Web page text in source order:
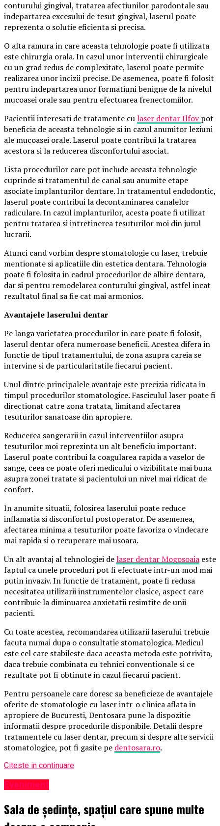
conturului gingival, tratarea afectiunilor parodontale sau
indepartarea excesului de tesut gingival, laserul poate
reprezenta o solutie eficienta si precisa.
O alta ramura in care aceasta tehnologie poate fi utilizata
este chirurgia orala. In cazul unor interventii chirurgicale
cu un grad redus de complexitate, laserul poate permite
realizarea unor incizii precise. De asemenea, poate fi folosit
pentru indepartarea unor formatiuni benigne de la nivelul
mucoasei orale sau pentru efectuarea frenectomiilor.
Pacientii interesati de tratamente culaser dentar Ilfovpot
beneficia de aceasta tehnologie si in cazul anumitor leziuni
ale mucoasei orale. Laserul poate contribui la tratarea
acestora si la reducerea disconfortului asociat.
Lista procedurilor care pot include aceasta tehnologie
cuprinde si tratamentul de canal sau anumite etape
asociate implanturilor dentare. In tratamentul endodontic,
laserul poate contribui la decontaminarea canalelor
radiculare. In cazul implanturilor, acesta poate fi utilizat
pentru tratarea si intretinerea tesuturilor moi din jurul
lucrarii.
Atunci cand vorbim despre stomatologie cu laser, trebuie
mentionate si aplicatiile din estetica dentara. Tehnologia
poate fi folosita in cadrul procedurilor de albire dentara,
dar si pentru remodelarea conturului gingival, astfel incat
rezultatul final sa fie cat mai armonios.
Avantajele laserului dentar
Pe langa varietatea procedurilor in care poate fi folosit,
laserul dentar ofera numeroase beneficii. Acestea difera in
functie de tipul tratamentului, de zona asupra careia se
intervine si de particularitatile fiecarui pacient.
Unul dintre principalele avantaje este precizia ridicata in
timpul procedurilor stomatologice. Fasciculul laser poate fi
directionat catre zona tratata, limitand afectarea
tesuturilor sanatoase din apropiere.
Reducerea sangerarii in cazul interventiilor asupra
tesuturilor moi reprezinta un alt beneficiu important.
Laserul poate contribui la coagularea rapida a vaselor de
sange, ceea ce poate oferi medicului o vizibilitate mai buna
asupra zonei tratate si pacientului un nivel mai ridicat de
confort.
In anumite situatii, folosirea laserului poate reduce
inflamatia si disconfortul postoperator. De asemenea,
afectarea minima a tesuturilor poate favoriza o vindecare
mai rapida si o recuperare mai usoara.
Un alt avantaj al tehnologiei delaser dentar Mogosoaia este
faptul ca unele proceduri pot fi efectuate intr-un mod mai
putin invaziv. In functie de tratament, poate fi redusa
necesitatea utilizarii instrumentelor clasice, aspect care
contribuie la diminuarea anxietatii resimtite de unii
pacienti.
Cu toate acestea, recomandarea utilizarii laserului trebuie
facuta numai dupa o consultatie stomatologica. Medicul
este cel care stabileste daca aceasta metoda este potrivita,
daca trebuie combinata cu tehnici conventionale si ce
rezultate pot fi obtinute in cazul fiecarui pacient.
Pentru persoanele care doresc sa beneficieze de avantajele
oferite de stomatologie cu laser intr-o clinica aflata in
apropiere de Bucuresti, Dentosara pune la dispozitie
informatii despre procedurile disponibile. Detalii despre
tratamentele cu laser dentar, precum si despre alte servicii
stomatologice, pot fi gasite pe dentosara.ro.
Citeste in continuare
Eveniment
Sala de ședințe, spațiul care spune multe